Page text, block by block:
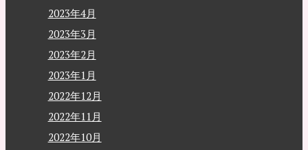
2023年4月
2023年3月
2023年2月
2023年1月
2022年12月
2022年11月
2022年10月